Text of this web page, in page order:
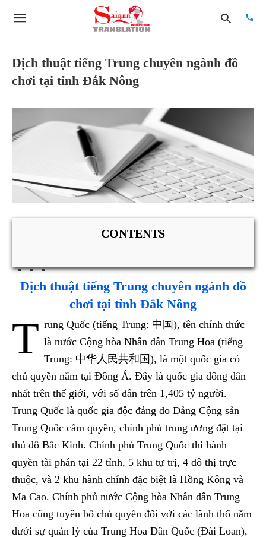
enter:
Dịch thuật tiếng Trung chuyên ngành đồ
chơi tại tỉnh Đắk Nông
CONTENTS
Dịch thuật tiếng Trung chuyên ngành đồ
chơi tại tỉnh Đắk Nông
T rung Quốc (tiếng Trung: 中国), tên chính thức
là nước Cộng hòa Nhân dân Trung Hoa (tiếng
Trung: 中华人民共和国), là một quốc gia có
chủ quyền nằm tại Đông Á. Đây là quốc gia đông dân
nhất trên thế giới, với số dân trên 1,405 tỷ người.
Trung Quốc là quốc gia độc đảng do Đảng Cộng sản
Trung Quốc cầm quyền, chính phủ trung ương đặt tại
thủ đô Bắc Kinh. Chính phủ Trung Quốc thi hành
quyền tài phán tại 22 tỉnh, 5 khu tự trị, 4 đô thị trực
thuộc, và 2 khu hành chính đặc biệt là Hồng Kông và
Ma Cao. Chính phủ nước Cộng hòa Nhân dân Trung
Hoa cũng tuyên bố chủ quyền đối với các lãnh thổ nằm
dưới sự quản lý của Trung Hoa Dân Quốc (Đài Loan),